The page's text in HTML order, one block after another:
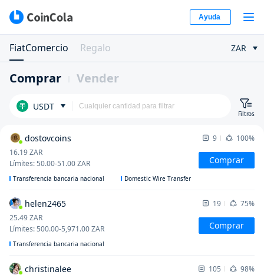
Ayuda
FiatComercio Regalo ZAR
Comprar Vender
USDT
Filtros
dostovcoins 9
100%
16.19ZAR
Límites:50.00-51.00ZAR Comprar
Transferencia bancaria nacional Domestic Wire Transfer
helen2465 19
75%
25.49ZAR
Límites:500.00-5,971.00ZAR Comprar
Transferencia bancaria nacional
christinalee 105
98%